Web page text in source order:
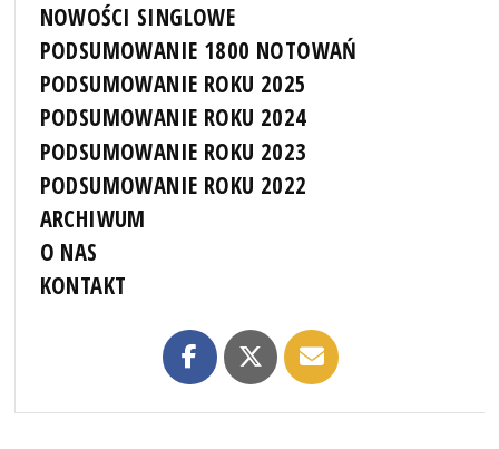
NOWOŚCI SINGLOWE
PODSUMOWANIE 1800 NOTOWAŃ
PODSUMOWANIE ROKU 2025
PODSUMOWANIE ROKU 2024
PODSUMOWANIE ROKU 2023
PODSUMOWANIE ROKU 2022
ARCHIWUM
O NAS
KONTAKT